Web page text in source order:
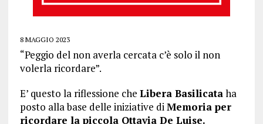
8 MAGGIO 2023
“Peggio del non averla cercata c’è solo il non
volerla ricordare”.
E’ questo la riflessione che Libera Basilicataha
posto alla base delle iniziative diMemoria per
ricordare la piccola Ottavia De Luise.